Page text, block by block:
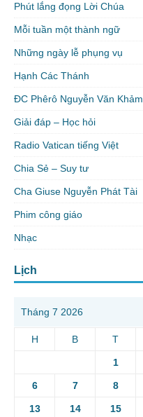
Phút lắng đọng Lời Chúa
Mỗi tuần một thành ngữ
Những ngày lễ phụng vụ
Hạnh Các Thánh
ĐC Phêrô Nguyễn Văn Khảm
Giải đáp – Học hỏi
Radio Vatican tiếng Việt
Chia Sẻ – Suy tư
Cha Giuse Nguyễn Phát Tài
Phim công giáo
Nhạc
Lịch
Tháng 7 2026
H B T
1
6 7 8
13 14 15